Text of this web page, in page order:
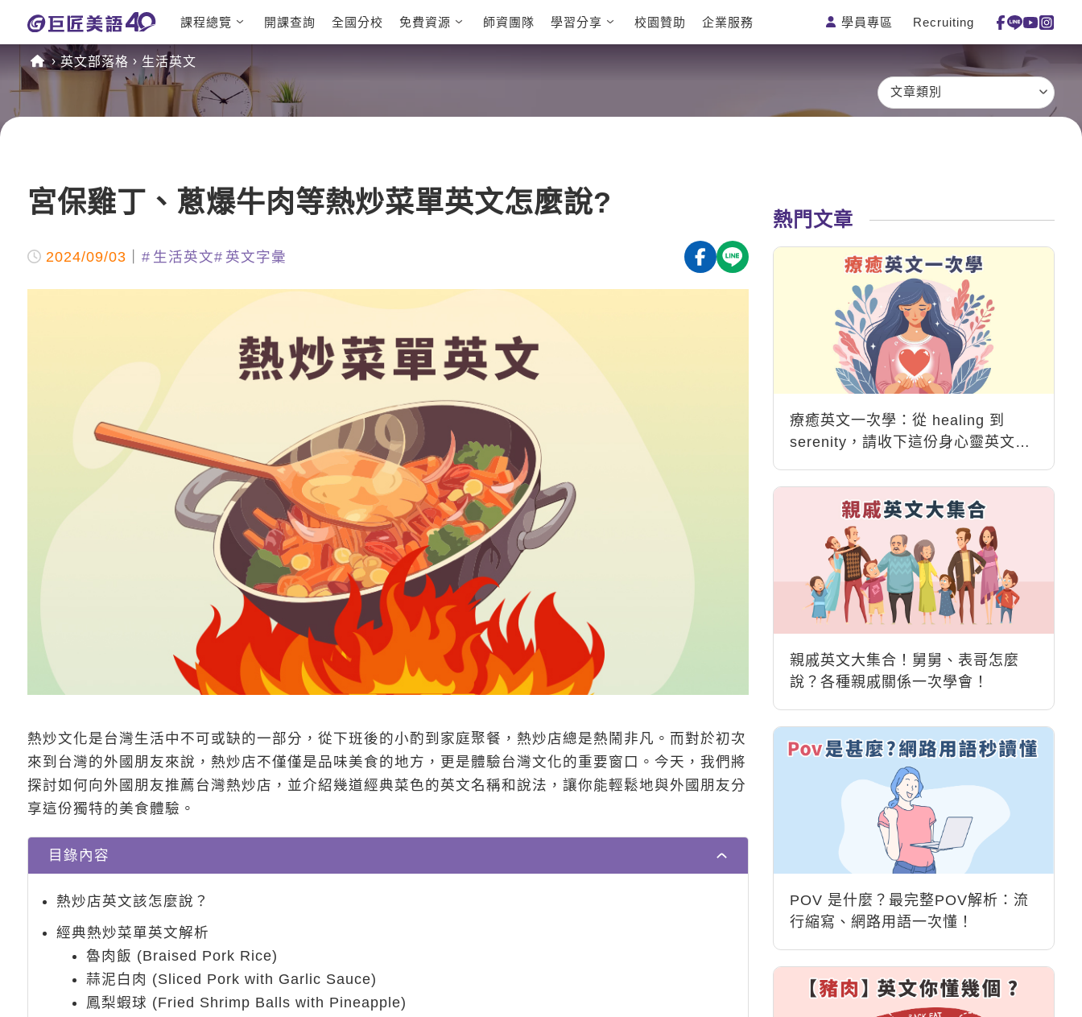
課程總覽
日語課程總
英文課程總
表
TOEFL 托福課程
Cengage TED
Talks
CNN聽力強化
英語俱樂
日語
韓語
一對一家教
企業訓練
開課查詢 全國分校 免費資源 師資團隊 學習分享 校園贊助 企業服務 學員專區 Recruiting
英文部落格 生活英文
文章類別
宮保雞丁、蔥爆牛肉等熱炒菜單英文怎麼說?
2024/09/03 生活英文 英文字彙
熱炒文化是台灣生活中不可或缺的一部分，從下班後的小酌到家庭聚餐，熱炒店總是熱鬧非凡。而對於初次
來到台灣的外國朋友來說，熱炒店不僅僅是品味美食的地方，更是體驗台灣文化的重要窗口。今天，我們將
探討如何向外國朋友推薦台灣熱炒店，並介紹幾道經典菜色的英文名稱和說法，讓你能輕鬆地與外國朋友分
享這份獨特的美食體驗。
目錄內容
熱炒店英文該怎麼說？
經典熱炒菜單英文解析
魯肉飯 (Braised Pork Rice)
蒜泥白肉 (Sliced Pork with Garlic Sauce)
鳳梨蝦球 (Fried Shrimp Balls with Pineapple)
熱門文章
療癒英文一次學：從 healing 到
serenity，請收下這份身心靈英文能
親戚英文大集合！舅舅、表哥怎麼
說？各種親戚關係一次學會！
POV 是什麼？最完整POV解析：流
行縮寫、網路用語一次懂！